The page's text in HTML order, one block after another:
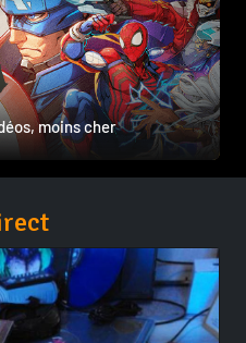
moins cher